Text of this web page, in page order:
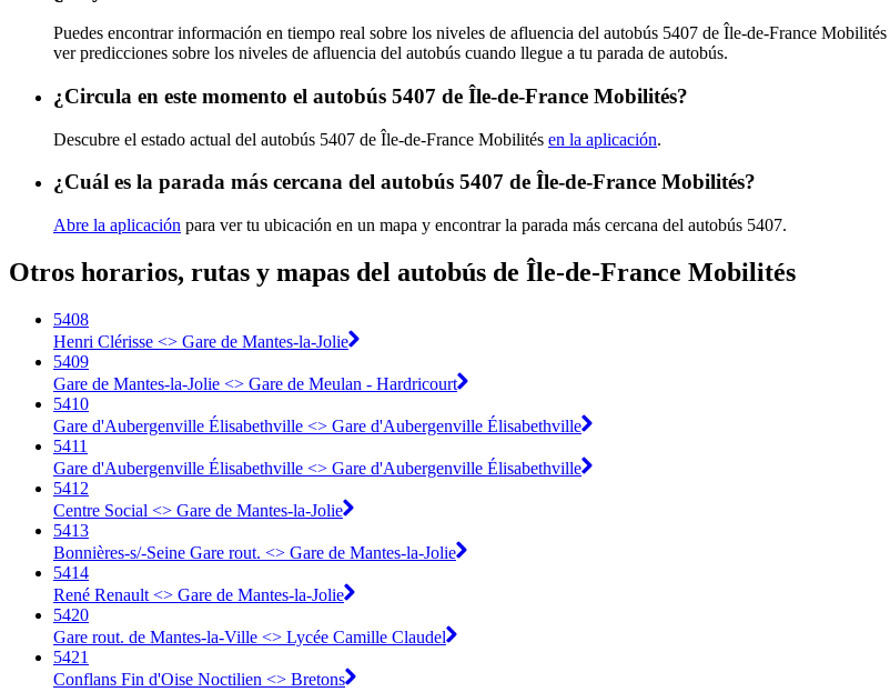
Puedes encontrar información en tiempo real sobre los niveles de afluencia del autobús 5407 de Île-de-France Mobilités
ver predicciones sobre los niveles de afluencia del autobús cuando llegue a tu parada de autobús.
¿Circula en este momento el autobús 5407 de Île-de-France Mobilités?
Descubre el estado actual del autobús 5407 de Île-de-France Mobilités en la aplicación.
¿Cuál es la parada más cercana del autobús 5407 de Île-de-France Mobilités?
Abre la aplicación para ver tu ubicación en un mapa y encontrar la parada más cercana del autobús 5407.
Otros horarios, rutas y mapas del autobús de Île-de-France Mobilités
5408
Henri Clérisse <> Gare de Mantes-la-Jolie
5409
Gare de Mantes-la-Jolie <> Gare de Meulan - Hardricourt
5410
Gare d'Aubergenville Élisabethville <> Gare d'Aubergenville Élisabethville
5411
Gare d'Aubergenville Élisabethville <> Gare d'Aubergenville Élisabethville
5412
Centre Social <> Gare de Mantes-la-Jolie
5413
Bonnières-s/-Seine Gare rout. <> Gare de Mantes-la-Jolie
5414
René Renault <> Gare de Mantes-la-Jolie
5420
Gare rout. de Mantes-la-Ville <> Lycée Camille Claudel
5421
Conflans Fin d'Oise Noctilien <> Bretons